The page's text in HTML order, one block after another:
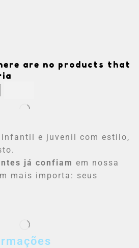
are no products that
infantil e juvenil com estilo,
já confiam em nossa
mais importa: seus